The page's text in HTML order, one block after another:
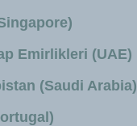
Emirlikleri (UAE)
(Saudi Arabia)